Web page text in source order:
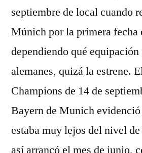
septiembre de local cuando
Múnich por la primera fecha
dependiendo qué equipación
alemanes, quizá la estrene.
Champions de 14 de
Bayern de Munich
estaba muy lejos del nivel
así arrancó el mes de junio,